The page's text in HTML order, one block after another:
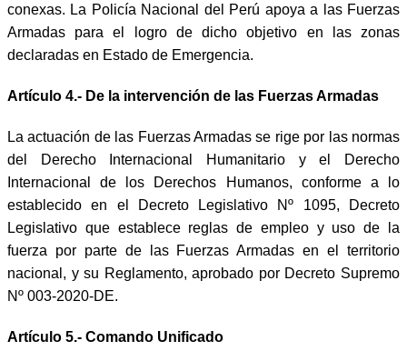
conexas. La Policía Nacional del Perú apoya a las Fuerzas
Armadas para el logro de dicho objetivo en las zonas
declaradas en Estado de Emergencia.
Artículo 4.- De la intervención de las Fuerzas Armadas
La actuación de las Fuerzas Armadas se rige por las normas
del Derecho Internacional Humanitario y el Derecho
Internacional de los Derechos Humanos, conforme a lo
establecido en el Decreto Legislativo Nº 1095, Decreto
Legislativo que establece reglas de empleo y uso de la
fuerza por parte de las Fuerzas Armadas en el territorio
nacional, y su Reglamento, aprobado por Decreto Supremo
Nº 003-2020-DE.
Artículo 5.- Comando Unificado